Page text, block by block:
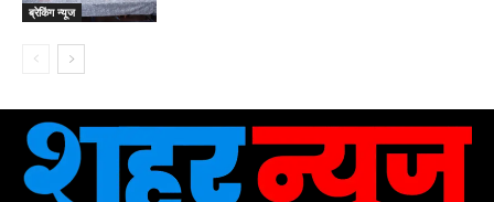
ब्रेकिंग न्यूज